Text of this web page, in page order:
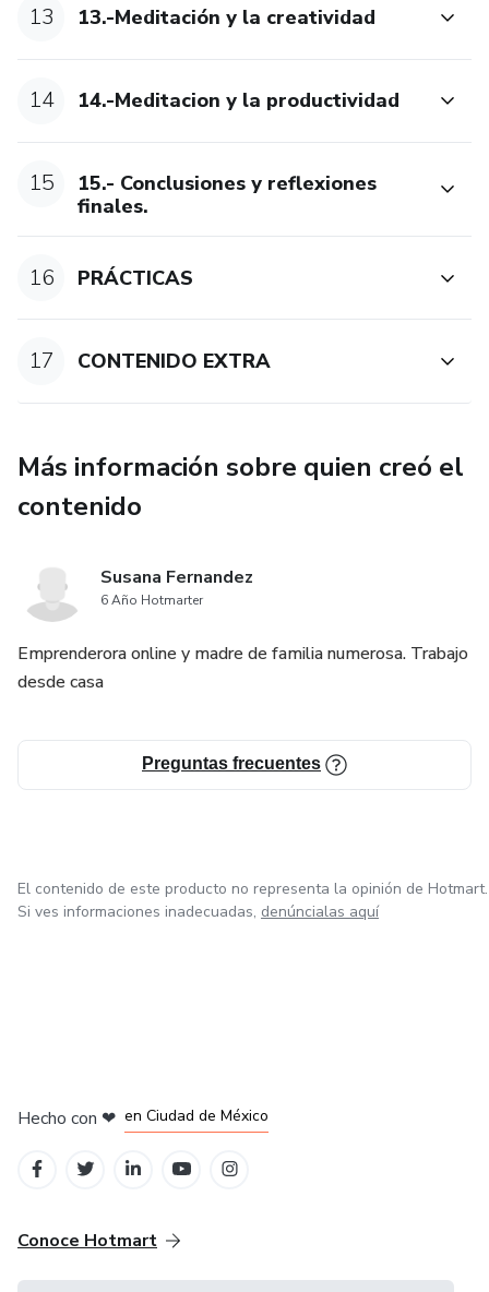
13 13.-Meditación y la creatividad
14 14.-Meditacion y la productividad
15
15.- Conclusiones y reflexiones
finales.
16 PRÁCTICAS
17 CONTENIDO EXTRA
Más información sobre quien creó el
contenido
Susana Fernandez
6 Año Hotmarter
Emprenderora online y madre de familia numerosa. Trabajo
desde casa
Preguntas frecuentes
El contenido de este producto no representa la opinión de Hotmart.
Si ves informaciones inadecuadas, denúncialas aquí
Hecho con ❤ en Ciudad de México
Conoce Hotmart